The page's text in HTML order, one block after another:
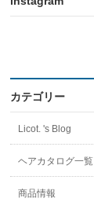
カテゴリー
Licot. 's Blog
ヘアカタログ一覧
商品情報